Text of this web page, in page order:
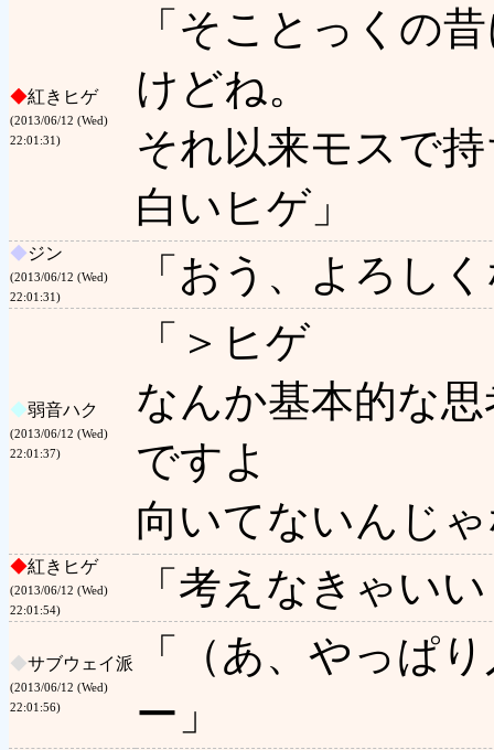
◆紅きヒゲ
(2013/06/12 (Wed)
22:01:31)
「そことっくの
けどね。
それ以来モスで
白いヒゲ」
◆ジン
(2013/06/12 (Wed)
22:01:31)
「おう、よろし
◆弱音ハク
(2013/06/12 (Wed)
22:01:37)
「＞ヒゲ
なんか基本的な
ですよ
向いてないんじ
◆紅きヒゲ
(2013/06/12 (Wed)
22:01:54)
「考えなきゃい
◆サブウェイ派
(2013/06/12 (Wed)
22:01:56)
「（あ、やっぱ
ー」